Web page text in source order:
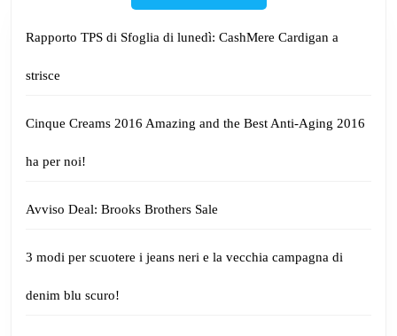
Rapporto TPS di Sfoglia di lunedì: CashMere Cardigan a
strisce
Cinque Creams 2016 Amazing and the Best Anti-Aging 2016
ha per noi!
Avviso Deal: Brooks Brothers Sale
3 modi per scuotere i jeans neri e la vecchia campagna di
denim blu scuro!